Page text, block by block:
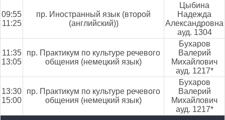
09:55
11:25
пр. Иностранный язык (второй
(английский))
Цыбина
Надежда
Александровна
ауд. 1304
11:35
13:05
пр. Практикум по культуре речевого
общения (немецкий язык)
Бухаров
Валерий
Михайлович
ауд. 1217*
13:30
15:00
пр. Практикум по культуре речевого
общения (немецкий язык)
Бухаров
Валерий
Михайлович
ауд. 1217*